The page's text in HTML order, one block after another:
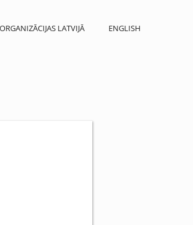
LATVIJĀ ENGLISH